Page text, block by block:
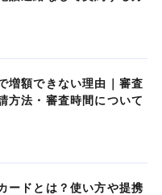
増額できない理由｜審査
方法・審査時間について
ードとは？使い方や提携